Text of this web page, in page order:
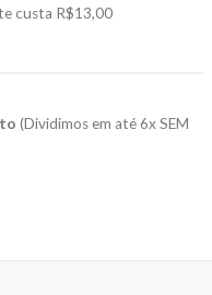
custa R$13,00
(Dividimos em até 6x SEM